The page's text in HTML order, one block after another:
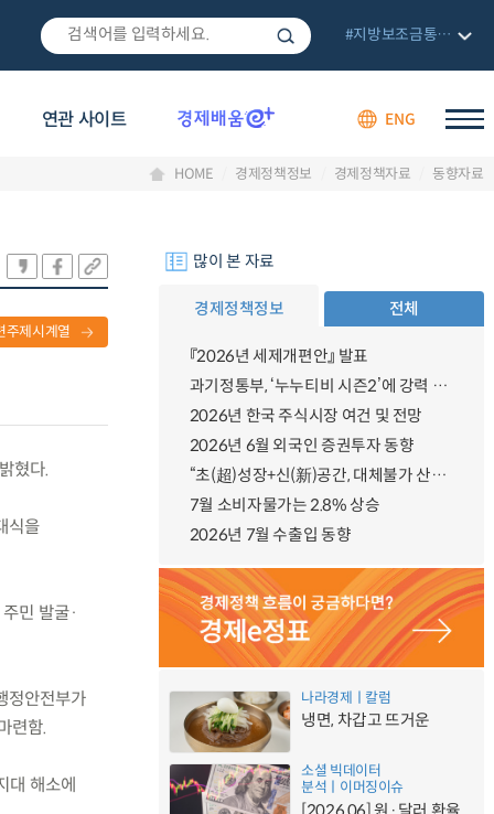
연관 사이트 ENG
#지방보조금통합관리망
HOME 경제정책정보 경제정책자료 동향자료
주제시계열
혔다.
식을
민 발굴·
정안전부가
련함.
해소에
많이 본 자료
경제정책정보 전체
『2026년 세제개편안』 발표
과기정통부, ‘누누티비 시즌2’에 강력 대응 의지 밝혀
2026년 한국 주식시장 여건 및 전망
2026년 6월 외국인 증권투자 동향
“초(超)성장+신(新)공간, 대체불가 산업강국”
7월 소비자물가는 2.8% 상승
2026년 7월 수출입 동향
나라경제ㅣ칼럼
냉면, 차갑고 뜨거운
소셜 빅데이터
분석ㅣ이머징이슈